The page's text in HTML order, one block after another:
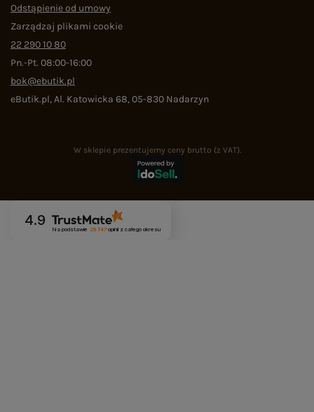
Odstąpienie od umowy
Zarządzaj plikami cookie
22 290 10 80
Pn.-Pt. 08:00-16:00
bok@ebutik.pl
eButik.pl,Al. Katowicka 68,05-830 Nadarzyn
W sklepie prezentujemy ceny brutto (z VAT).
4.9
Na podstawie 29 747opinii z całego okresu